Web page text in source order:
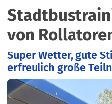
von
Super Wetter, gute
erfreulich große